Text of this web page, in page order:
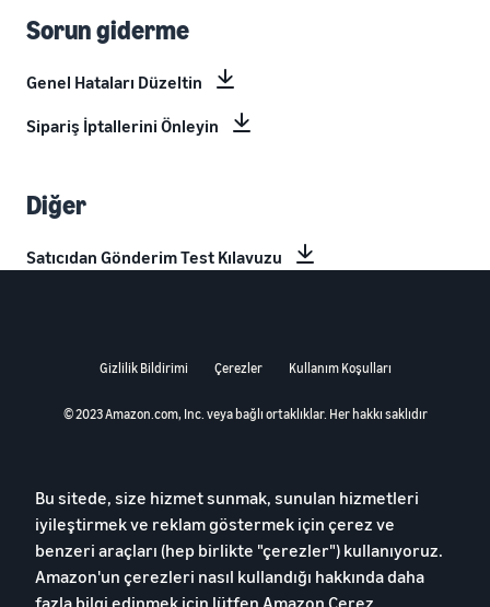
Sorun giderme
Genel Hataları Düzeltin
Sipariş İptallerini Önleyin
Diğer
Satıcıdan Gönderim Test Kılavuzu
Gizlilik Bildirimi Çerezler Kullanım Koşulları
© 2023 Amazon.com, Inc. veya bağlı ortaklıklar. Her hakkı saklıdır
Bu sitede, size hizmet sunmak, sunulan hizmetleri
iyileştirmek ve reklam göstermek için çerez ve
benzeri araçları (hep birlikte "çerezler") kullanıyoruz.
Amazon'un çerezleri nasıl kullandığı hakkında daha
fazla bilgi edinmek için lütfen Amazon Çerez